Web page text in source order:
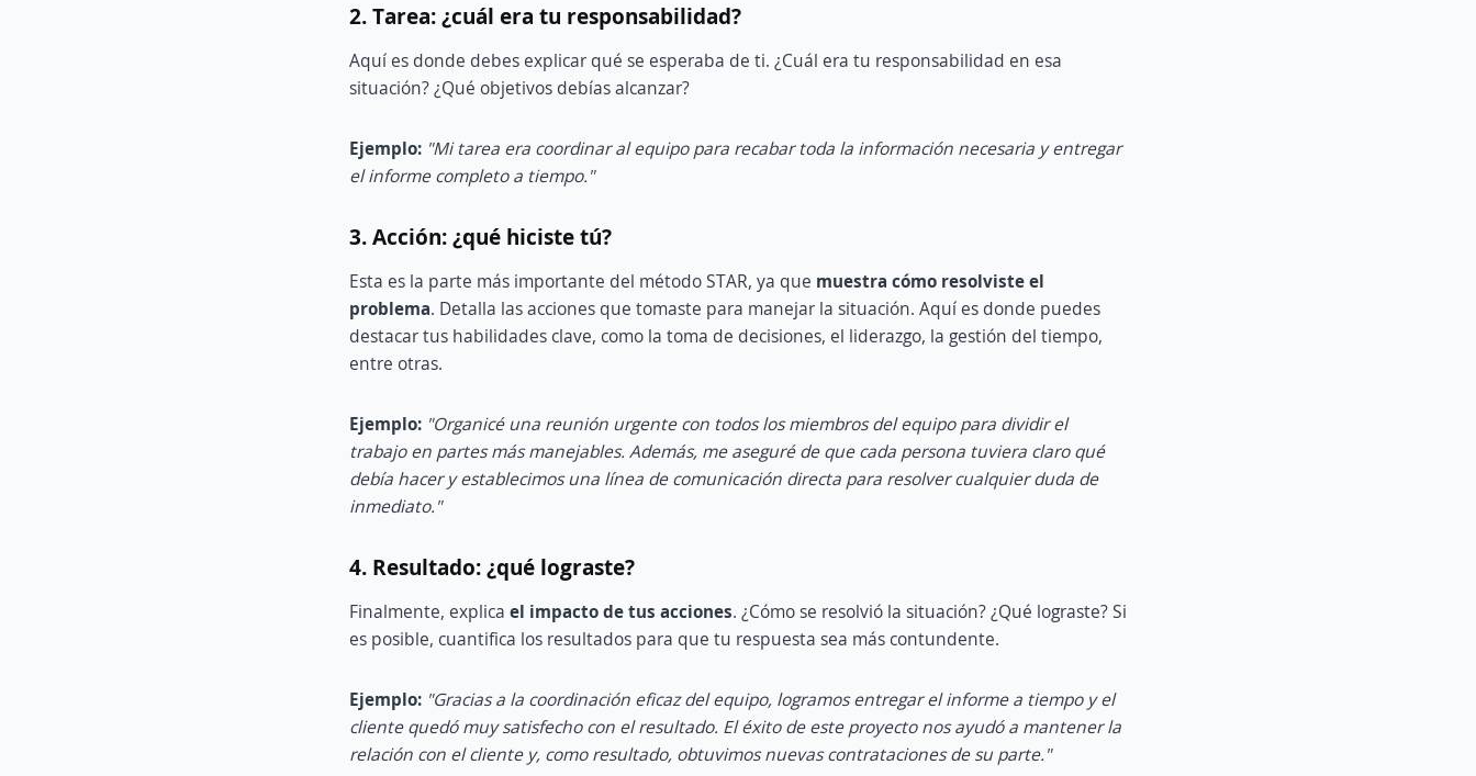
2. Tarea: ¿cuál era tu responsabilidad?
Aquí es donde debes explicar qué se esperaba de ti. ¿Cuál era tu responsabilidad en esa
situación? ¿Qué objetivos debías alcanzar?
Ejemplo: "Mi tarea era coordinar al equipo para recabar toda la información necesaria y entregar
el informe completo a tiempo."
3. Acción: ¿qué hiciste tú?
Esta es la parte más importante del método STAR, ya que muestra cómo resolviste el
problema. Detalla las acciones que tomaste para manejar la situación. Aquí es donde puedes
destacar tus habilidades clave, como la toma de decisiones, el liderazgo, la gestión del tiempo,
entre otras.
Ejemplo: "Organicé una reunión urgente con todos los miembros del equipo para dividir el
trabajo en partes más manejables. Además, me aseguré de que cada persona tuviera claro qué
debía hacer y establecimos una línea de comunicación directa para resolver cualquier duda de
inmediato."
4. Resultado: ¿qué lograste?
Finalmente, explica el impacto de tus acciones. ¿Cómo se resolvió la situación? ¿Qué lograste? Si
es posible, cuantifica los resultados para que tu respuesta sea más contundente.
Ejemplo: "Gracias a la coordinación eficaz del equipo, logramos entregar el informe a tiempo y el
cliente quedó muy satisfecho con el resultado. El éxito de este proyecto nos ayudó a mantener la
relación con el cliente y, como resultado, obtuvimos nuevas contrataciones de su parte."